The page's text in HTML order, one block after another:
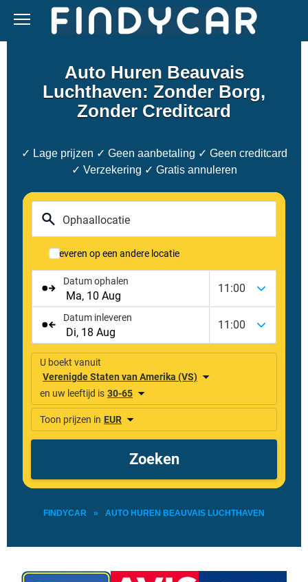
content
Auto Huren Beauvais
Luchthaven: Zonder Borg,
Zonder Creditcard
✓ Lage prijzen ✓ Geen aanbetaling ✓ Geen creditcard
✓ Verzekering ✓ Gratis annuleren
FINDYCAR » AUTO HUREN BEAUVAIS LUCHTHAVEN